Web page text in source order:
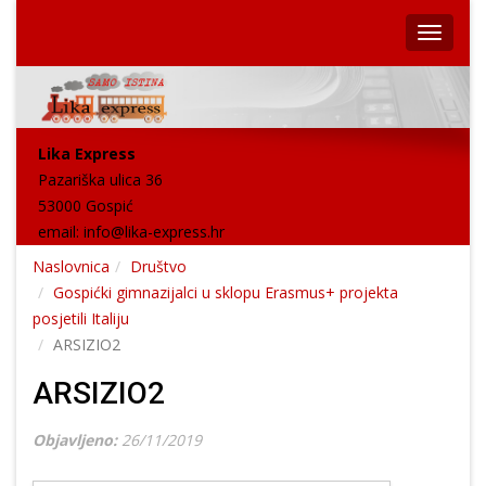
Lika Express
Pazariška ulica 36
53000 Gospić
email: info@lika-express.hr
Naslovnica
Društvo
Gospićki gimnazijalci u sklopu Erasmus+ projekta
posjetili Italiju
ARSIZIO2
ARSIZIO2
Objavljeno: 26/11/2019